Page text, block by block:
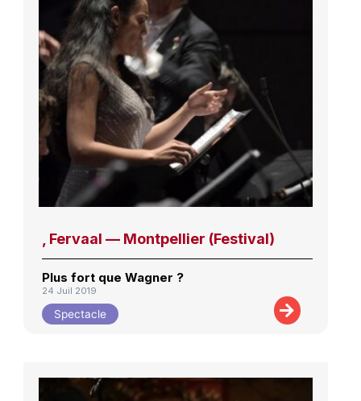
, Fervaal — Montpellier (Festival)
Plus fort que Wagner ?
24 Juil 2019
Spectacle